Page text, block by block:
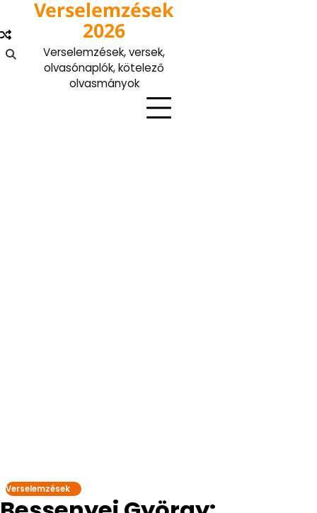
content
Verselemzések
2026
Verselemzések, versek,
olvasónaplók, kötelező
olvasmányok
Verselemzések